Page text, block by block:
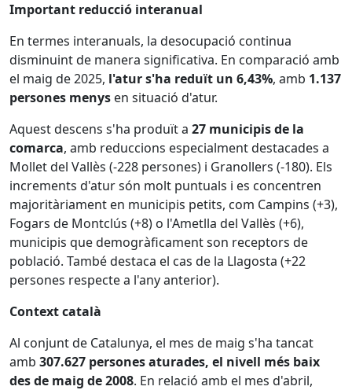
Important reducció interanual
En termes interanuals, la desocupació continua
disminuint de manera significativa. En comparació amb
el maig de 2025, l'atur s'ha reduït un 6,43%, amb 1.137
persones menys en situació d'atur.
Aquest descens s'ha produït a 27 municipis de la
comarca, amb reduccions especialment destacades a
Mollet del Vallès (-228 persones) i Granollers (-180). Els
increments d'atur són molt puntuals i es concentren
majoritàriament en municipis petits, com Campins (+3),
Fogars de Montclús (+8) o l'Ametlla del Vallès (+6),
municipis que demogràficament son receptors de
població. També destaca el cas de la Llagosta (+22
persones respecte a l'any anterior).
Context català
Al conjunt de Catalunya, el mes de maig s'ha tancat
amb 307.627 persones aturades, el nivell més baix
des de maig de 2008. En relació amb el mes d'abril,